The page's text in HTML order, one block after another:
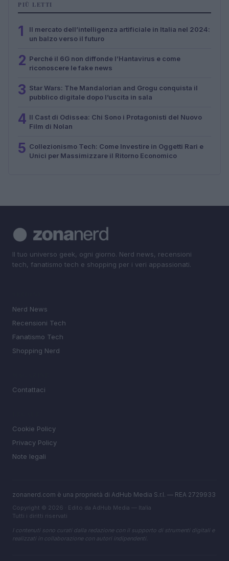
PIÙ LETTI
1
Il mercato dell’intelligenza artificiale in Italia nel 2024:
un balzo verso il futuro
2 Perché il 6G non diffonde l’Hantavirus e come
riconoscere le fake news
3 Star Wars: The Mandalorian and Grogu conquista il
pubblico digitale dopo l’uscita in sala
4 Il Cast di Odissea: Chi Sono i Protagonisti del Nuovo
Film di Nolan
5 Collezionismo Tech: Come Investire in Oggetti Rari e
Unici per Massimizzare il Ritorno Economico
Il tuo universo geek, ogni giorno. Nerd news, recensioni
tech, fanatismo tech e shopping per i veri appassionati.
Nerd News
Recensioni Tech
Fanatismo Tech
Shopping Nerd
Contattaci
Cookie Policy
Privacy Policy
Note legali
zonanerd.com è una proprietà di AdHub Media S.r.l. — REA 2729933
Copyright © 2026 · Edito da AdHub Media — Italia
Tutti i diritti riservati
I contenuti sono curati dalla redazione con il supporto di strumenti digitali e
realizzati in collaborazione con autori indipendenti.